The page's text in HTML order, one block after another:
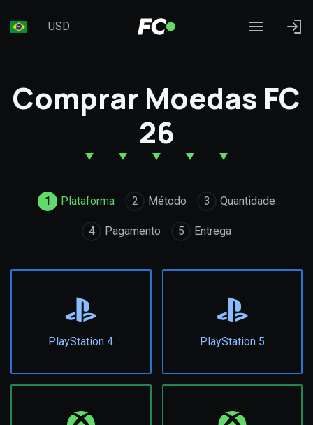
USD
Comprar Moedas FC
26
1 Plataforma 2 Método 3 Quantidade
4 Pagamento 5 Entrega
PlayStation 4 PlayStation 5